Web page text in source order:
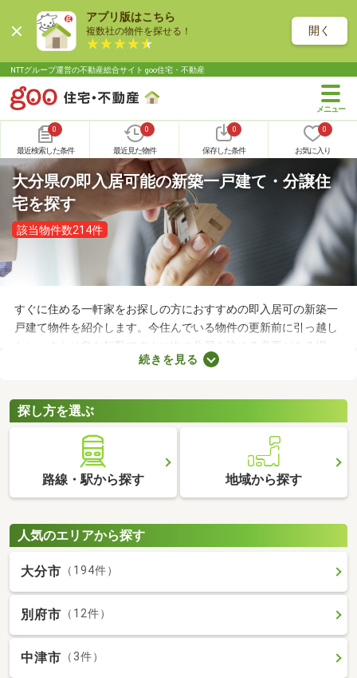
アプリ版はこちら
複数社の物件を探せる！ 開く
NTTグループ運営の不動産総合サイト goo住宅・不動産
0
最近検索した条件
0
最近見た物件
0
保存した条件
0
お気に入り
大分県の即入居可能の新築一戸建て・分譲住
宅を探す
該当物件数214件
すぐに住める一軒家をお探しの方におすすめの即入居可の新築一
戸建て物件を紹介します。今住んでいる物件の更新前に引っ越し
たい、または急な転勤ですぐに次の住居を決める必要がある場
合、次の住居を早めに決めなければなりません。即入居可の物件
る方はぜひチェックしてみてくださいね。
続きを見る
探し方を選ぶ
路線・駅から探す 地域から探す
人気のエリアから探す
大分市 （194件）
別府市 （12件）
中津市 （3件）